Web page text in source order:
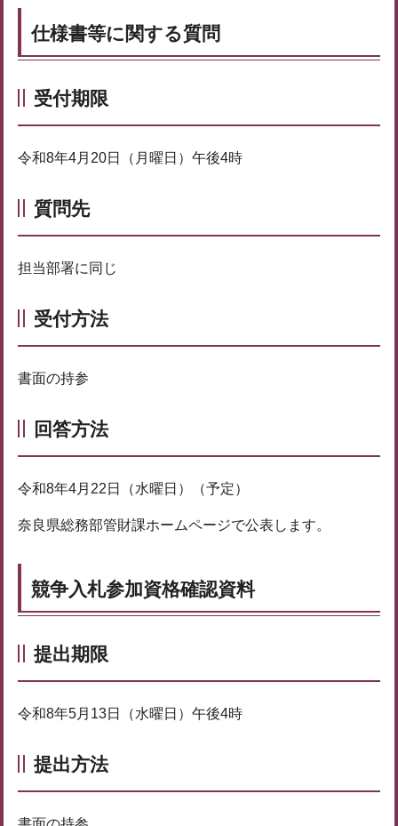
仕様書等に関する質問
受付期限
令和8年4月20日（月曜日）午後4時
質問先
担当部署に同じ
受付方法
書面の持参
回答方法
令和8年4月22日（水曜日）（予定）
奈良県総務部管財課ホームページで公表します。
競争入札参加資格確認資料
提出期限
令和8年5月13日（水曜日）午後4時
提出方法